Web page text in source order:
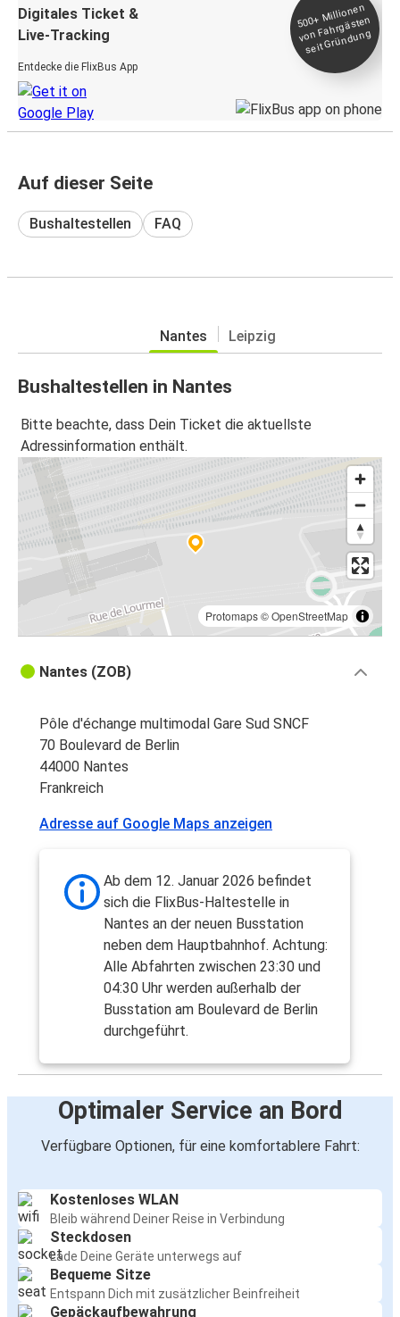
Digitales Ticket &
Live-Tracking
Entdecke die FlixBus App
500+
Millionen
von Fahrgästen
seit
Gründung
Auf dieser Seite
Bushaltestellen FAQ
Nantes Leipzig
Bushaltestellen in Nantes
Bitte beachte, dass Dein Ticket die aktuellste
Adressinformation enthält.
Protomaps©OpenStreetMap
Nantes (ZOB)
Pôle d'échange multimodal Gare Sud SNCF
70 Boulevard de Berlin
44000 Nantes
Frankreich
Adresse auf Google Maps anzeigen
Ab dem 12. Januar 2026 befindet
sich die FlixBus-Haltestelle in
Nantes an der neuen Busstation
neben dem Hauptbahnhof. Achtung:
Alle Abfahrten zwischen 23:30 und
04:30 Uhr werden außerhalb der
Busstation am Boulevard de Berlin
durchgeführt.
Optimaler Service an Bord
Verfügbare Optionen, für eine komfortablere Fahrt:
Kostenloses WLAN
Bleib während Deiner Reise in Verbindung
Steckdosen
Lade Deine Geräte unterwegs auf
Bequeme Sitze
Entspann Dich mit zusätzlicher Beinfreiheit
Gepäckaufbewahrung